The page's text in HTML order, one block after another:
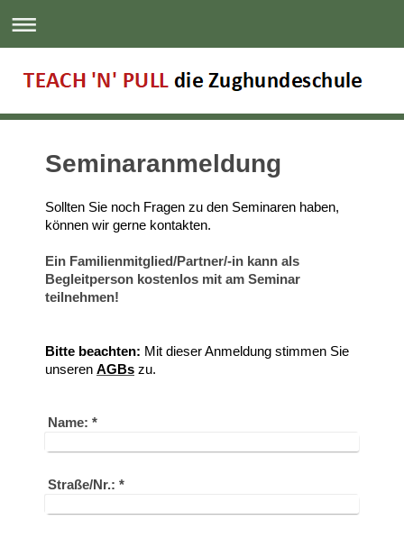
Seminaranmeldung
Sollten Sie noch Fragen zu den Seminaren haben,
können wir gerne kontakten.
Ein Familienmitglied/Partner/-in kann als
Begleitperson kostenlos mit am Seminar
teilnehmen!
Bitte beachten: Mit dieser Anmeldung stimmen Sie
unseren AGBs zu.
Name: *
Straße/Nr.: *